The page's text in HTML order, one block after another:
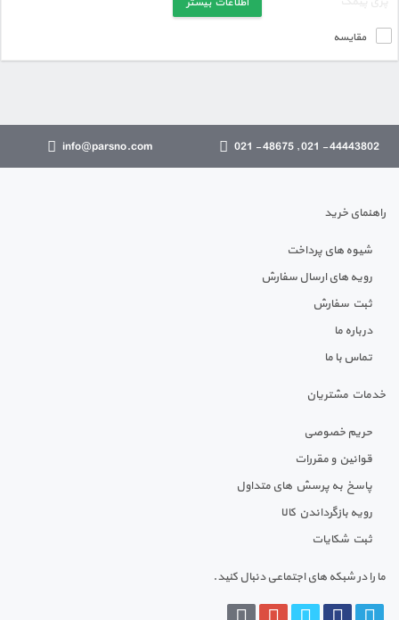
مقایسه
44443802 - 021 , 48675 - 021
info@parsno.com
راهنمای خرید
شیوه های پرداخت
رویه های ارسال سفارش
ثبت سفارش
درباره ما
تماس با ما
خدمات مشتریان
حریم خصوصی
قوانین و مقررات
پاسخ به پرسش های متداول
رویه بازگرداندن کالا
ثبت شکایات
ما را در شبکه های اجتماعی دنبال کنید.